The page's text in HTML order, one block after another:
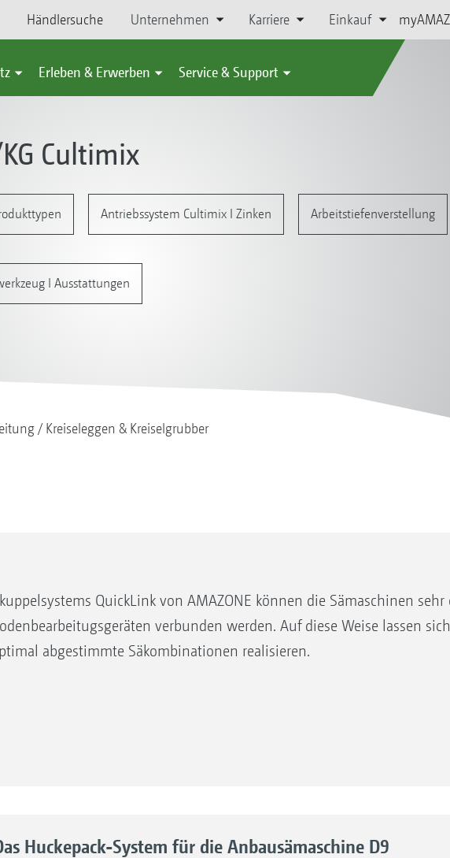
Händlersuche Unternehmen Karriere Einkauf
Erleben & Erwerben Service & Support
Cultimix
Antriebssystem Cultimix I Zinken Arbeitstiefenverstellung
I Ausstattungen
Kreiseleggen & Kreiselgrubber
QuickLink von AMAZONE können die Sämaschinen sehr
verbunden werden. Auf diese Weise lassen
abgestimmte Säkombinationen realisieren.
Huckepack-System für die Anbausämaschine D9